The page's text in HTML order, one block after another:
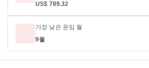
US$ 789.32
가장 낮은 운임 월
9월